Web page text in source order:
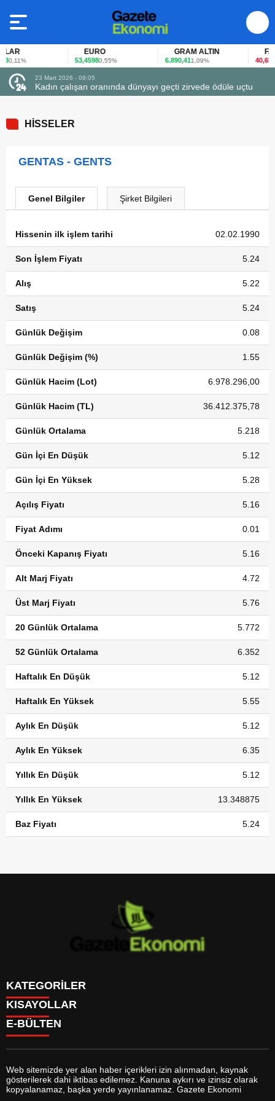
0,11%
EURO
53,45980,55%
GRAM ALTIN
6.890,411,09%
FAİZ
40,65-
23 Mart 2026 - 09:05
Kadın çalışan oranında dünyayı geçti zirvede ödüle uçtu
HİSSELER
GENTAS - GENTS
Genel Bilgiler Şirket Bilgileri
Hissenin ilk işlem tarihi 02.02.1990
Son İşlem Fiyatı 5.24
Alış 5.22
Satış 5.24
Günlük Değişim 0.08
Günlük Değişim (%) 1.55
Günlük Hacim (Lot) 6.978.296,00
Günlük Hacim (TL) 36.412.375,78
Günlük Ortalama 5.218
Gün İçi En Düşük 5.12
Gün İçi En Yüksek 5.28
Açılış Fiyatı 5.16
Fiyat Adımı 0.01
Önceki Kapanış Fiyatı 5.16
Alt Marj Fiyatı 4.72
Üst Marj Fiyatı 5.76
20 Günlük Ortalama 5.772
52 Günlük Ortalama 6.352
Haftalık En Düşük 5.12
Haftalık En Yüksek 5.55
Aylık En Düşük 5.12
Aylık En Yüksek 6.35
Yıllık En Düşük 5.12
Yıllık En Yüksek 13.348875
Baz Fiyatı 5.24
KATEGORİLER
GÜNDEM
DÜNYA
SİYASET
MAGAZİN
SAĞLIK
EĞİTİM
YAŞAM
KISAYOLLAR
BURÇLAR
FİKSTÜR
FİRMA EKLE
FİRMA REHBERİ
E-BÜLTEN
gazeteekonomi.com e-bültenine abone olarak, tarafınıza haber,
Web sitemizde yer alan haber içerikleri izin alınmadan, kaynak
gösterilerek dahi iktibas edilemez. Kanuna aykırı ve izinsiz olarak
kopyalanamaz, başka yerde yayınlanamaz. Gazete Ekonomi